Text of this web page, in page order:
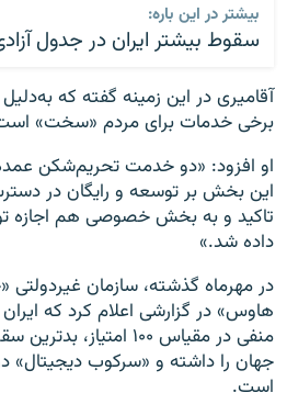
بیشتر در این باره:
سقوط بیشتر ایران در جدول
آقامیری در این زمینه گفته که
برخی خدمات برای مردم «سخت»
او افزود: «دو خدمت تحریم‌شکن
این بخش بر توسعه و رایگان در
تاکید و به بخش خصوصی هم اجازه
داده شد.»
در مهرماه گذشته، سازمان غیردولتی
منفی در مقیاس ۱۰۰
جهان را داشته و «سرکوب دیجیتال»
است.